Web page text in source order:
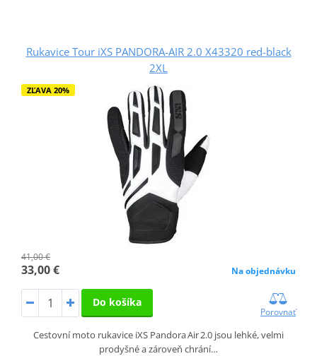
Rukavice Tour iXS PANDORA-AIR 2.0 X43320 red-black
2XL
ZĽAVA 20%
41,00 €
33,00 € Na objednávku
Do košíka
Porovnať
Cestovní moto rukavice iXS Pandora Air 2.0 jsou lehké, velmi
prodyšné a zároveň chrání…